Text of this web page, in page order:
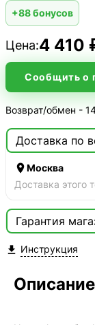
+88 бонусов
Цена:4 410
Сообщить о
Возврат/обмен -
Доставка по
Москва
Доставка этого
Гарантия

Сертификат
официальной
 Инструкция